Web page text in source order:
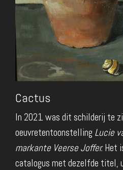
Cactus
In 2021 was dit schilderij te
oeuvretentoonstelling Lucie
markante Veerse Joffer.Het
catalogus met dezelfde titel,